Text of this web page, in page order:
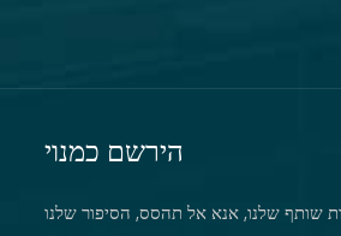
הירשם כמנוי
שותף שלנו, אנא אל תהסס, הסיפור שלנו